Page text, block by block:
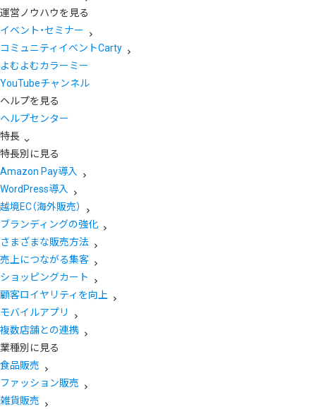
運営ノウハウを見る
イベント・セミナー
コミュニティイベントCarty
よむよむカラーミー
YouTubeチャンネル
ヘルプを見る
ヘルプセンター
特長
特長別に見る
Amazon Pay導入
WordPress導入
越境EC（海外販売）
ブランディングの強化
さまざまな販売方法
売上につながる集客
ショッピングカート
顧客ロイヤリティを向上
モバイルアプリ
複数店舗との連携
業種別に見る
食品販売
ファッション販売
雑貨販売